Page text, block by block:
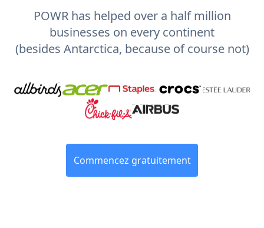
POWR has helped over a half million
businesses on every continent
(besides Antarctica, because of course not)
Commencez gratuitement